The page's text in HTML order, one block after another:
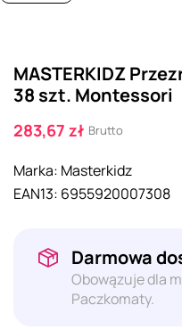
MASTERKIDZ
38 szt. Montessori
283,67 zł Brutto
Marka: Masterkidz
EAN13: 6955920007308
Darmowa
Obowązuje dla
Paczkomaty.